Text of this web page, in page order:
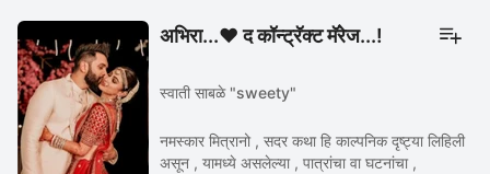
अभिरा...❤️ द कॉन्ट्रॅक्ट मॅरेज...!
स्वाती साबळे "sweety"
नमस्कार मित्रानो , सदर कथा हि काल्पनिक दृष्ट्या लिहिली
असून , यामध्ये असलेल्या , पात्रांचा वा घटनांचा ,